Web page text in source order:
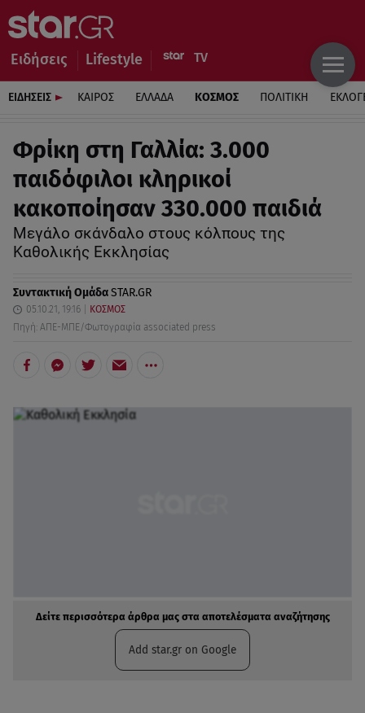
Ειδήσεις Lifestyle
ΕΙΔΗΣΕΙΣ ΚΑΙΡΟΣ ΕΛΛΑΔΑ ΚΟΣΜΟΣ ΠΟΛΙΤΙΚΗ
Φρίκη στη Γαλλία: 3.000
παιδόφιλοι κληρικοί
κακοποίησαν 330.000 παιδιά
Μεγάλο σκάνδαλο στους κόλπους της
Καθολικής Εκκλησίας
Συντακτική ΟμάδαSTAR.GR
05.10.21, 19:16
ΚΟΣΜΟΣ
Πηγή: ΑΠΕ-ΜΠΕ/Φωτογραφία associated press
Δείτε περισσότερα άρθρα μας στα αποτελέσματα αναζήτησης
Add star.gr on Google